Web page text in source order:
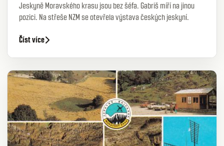
Jeskyně Moravského krasu jsou bez šéfa. Gabriš míří na jinou
pozici. Na střeše NZM se otevřela výstava českých jeskyní.
Číst více